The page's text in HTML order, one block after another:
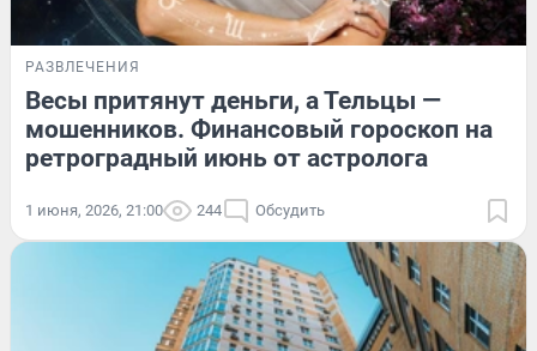
РАЗВЛЕЧЕНИЯ
Весы притянут деньги, а Тельцы —
мошенников. Финансовый гороскоп на
ретроградный июнь от астролога
1 июня, 2026, 21:00 244 Обсудить